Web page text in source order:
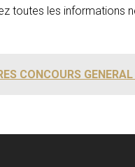
toutes les informations
CONCOURS